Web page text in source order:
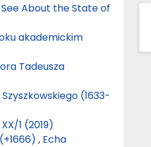
See About the State of
akademickim
Tadeusza
(1633-
1 (2019)
, Echa